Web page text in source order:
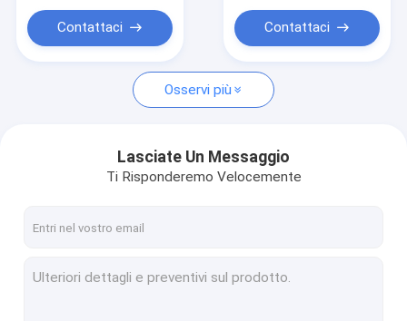
Tutti i casi
Nastro d'imballaggio di ESD
Accessori del locale senza polvere
Nastro di copertura
Contattaci Contattaci
Osservi più
Lasciate Un Messaggio
Ti Risponderemo Velocemente